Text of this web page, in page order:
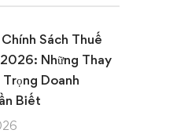
Sách Thuế
Những Thay
Doanh
Biết